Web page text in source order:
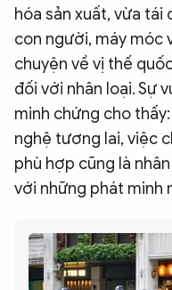
hóa sản xuất, vừa tái
con người, máy móc
chuyện về vị thế
đối với nhân loại. Sự
minh chứng cho
nghệ tương lai, việc
phù hợp cũng là
với những phát minh